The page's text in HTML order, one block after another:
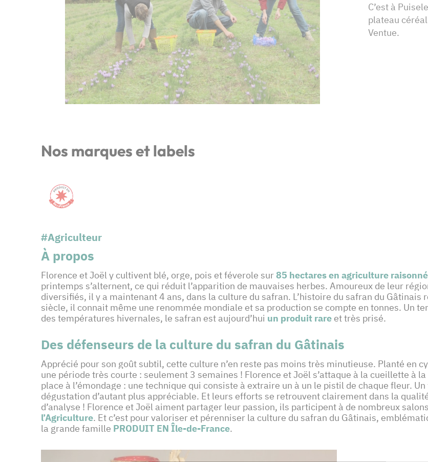
C’est à
plateau
Ventue.
Nos marques et labels
#Agriculteur
À propos
Florence et Joël y cultivent blé, orge, pois et féverole sur85 hectares en agriculture
printemps s’alternent, ce qui réduit l’apparition de mauvaises herbes. Amoureux de leur
diversifiés, il y a maintenant 4 ans, dans la culture du safran. L’histoire du safran du Gâtinais
siècle, il connait même une renommée mondiale et sa production se compte en tonnes. Un
des températures hivernales, le safran est aujourd’hui un produit rare et très prisé.
Des défenseurs de la culture du safran du Gâtinais
Apprécié pour son goût subtil, cette culture n’en reste pas moins très minutieuse. Planté en
une période très courte : seulement 3 semaines ! Florence et Joël s’attaque à la cueillette à
place à l’émondage : une technique qui consiste à extraire un à un le pistil de chaque fleur.
dégustation d’autant plus appréciable. Et leurs efforts se retrouvent clairement dans la
d’analyse ! Florence et Joël aiment partager leur passion, ils participent à de nombreux
l’Agriculture. Et c’est pour valoriser et pérenniser la culture du safran du Gâtinais,
la grande famille PRODUIT EN Île-de-France.